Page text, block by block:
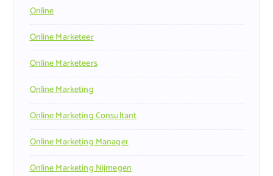
Online
Online Marketeer
Online Marketeers
Online Marketing
Online Marketing Consultant
Online Marketing Manager
Online Marketing Nijmegen